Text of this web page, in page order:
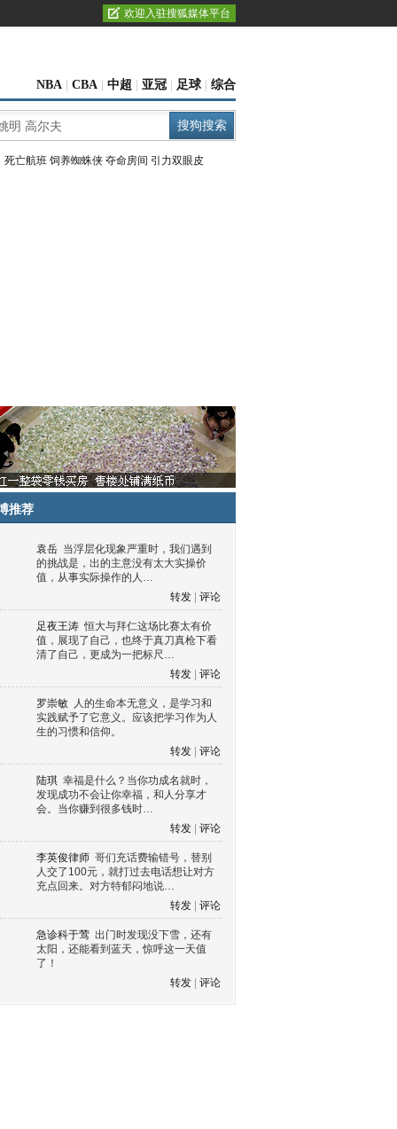
欢迎入驻搜狐媒体平台
NBA CBA 中超 亚冠 足球 综合
死亡航班 饲养蜘蛛侠 夺命房间 引力双眼皮
推荐
袁岳 当浮层化现象严重时，我们遇到
的挑战是，出的主意没有太大实操价
值，从事实际操作的人…
转发
评论
足夜王涛 恒大与拜仁这场比赛太有价
值，展现了自己，也终于真刀真枪下看
清了自己，更成为一把标尺…
转发
评论
罗崇敏 人的生命本无意义，是学习和
实践赋予了它意义。应该把学习作为人
生的习惯和信仰。
转发
评论
陆琪 幸福是什么？当你功成名就时，
发现成功不会让你幸福，和人分享才
会。当你赚到很多钱时…
转发
评论
李英俊律师 哥们充话费输错号，替别
人交了100元，就打过去电话想让对方
充点回来。对方特郁闷地说…
转发
评论
急诊科于莺 出门时发现没下雪，还有
太阳，还能看到蓝天，惊呼这一天值
了！
转发
评论